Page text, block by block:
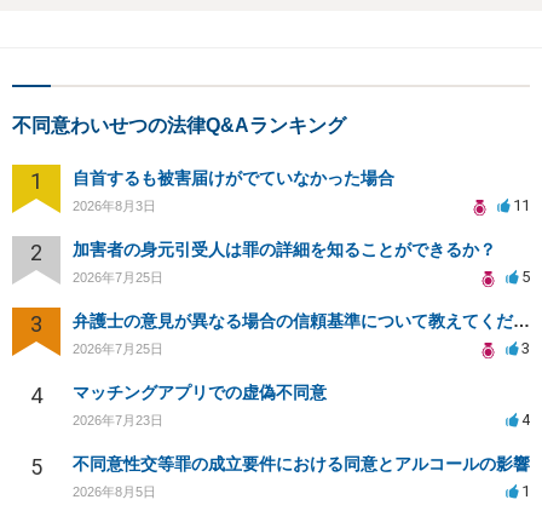
不同意わいせつの法律Q&Aランキング
1 自首するも被害届けがでていなかった場合
2026年8月3日 11
2 加害者の身元引受人は罪の詳細を知ることができるか？
2026年7月25日 5
3 弁護士の意見が異なる場合の信頼基準について教えてください
2026年7月25日 3
4 マッチングアプリでの虚偽不同意
2026年7月23日 4
5 不同意性交等罪の成立要件における同意とアルコールの影響
2026年8月5日 1